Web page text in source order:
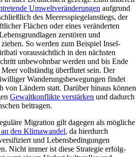
Umweltveränderungen aufgrund
des Meeres­spiegelanstiegs, der
Flächen oder eines veränderten
zerstören und
So werden zum Beispiel Insel­
voraussichtlich in den nächsten
unbewohnbar werden und bis Ende
Meer voll­ständig über­flutet sein. Der
Wan­derungsbewegungen findet
von Ländern statt. Darüber hinaus können
Gewaltkonflikte verstärken und dadurch
beitragen.
Migra­tion gilt dagegen als mögliche
den Klimawandel, da hier­durch
und Lebensbedingungen
Nicht immer ist diese Strategie erfolg­